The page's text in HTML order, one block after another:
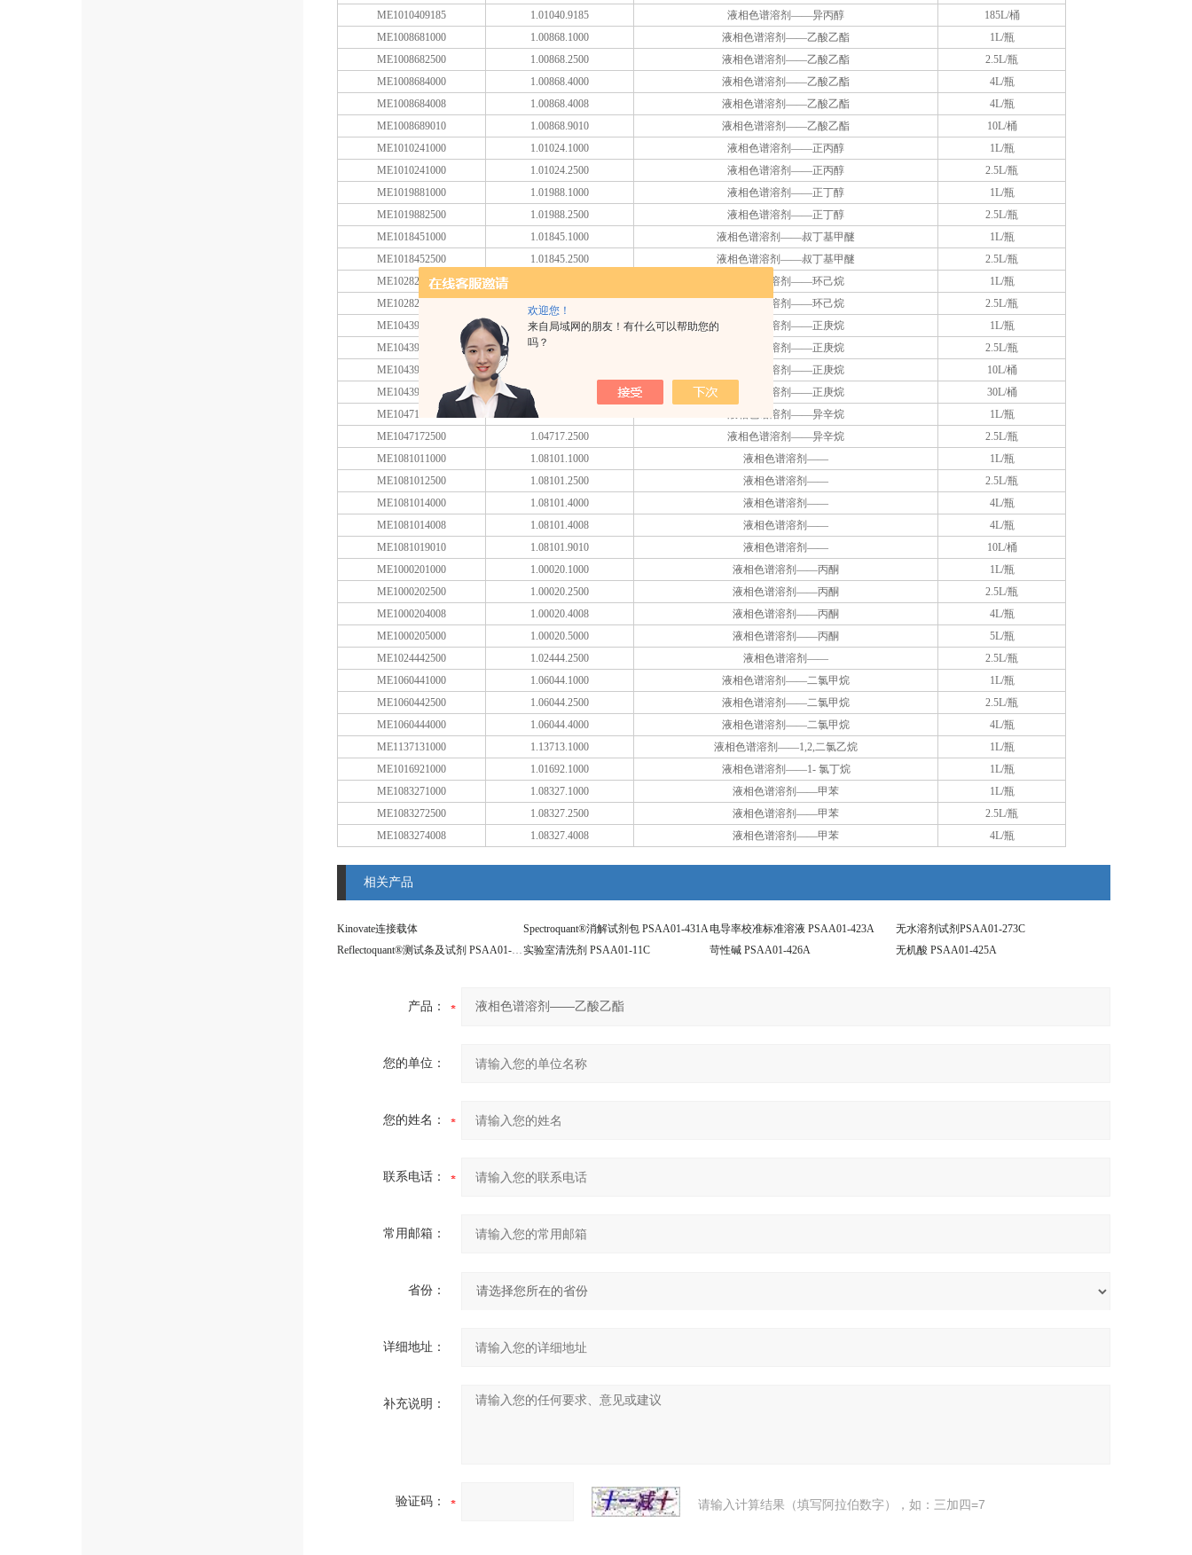
欢迎您！
来自局域网的朋友！有什么可以帮助您的
吗？
ME1010409185
1.01040.9185 液相色谱溶剂——异丙醇
185L/桶
ME1008681000
1.00868.1000 液相色谱溶剂——乙酸乙酯
1L/瓶
ME1008682500
1.00868.2500 液相色谱溶剂——乙酸乙酯
2.5L/瓶
ME1008684000
1.00868.4000 液相色谱溶剂——乙酸乙酯
4L/瓶
ME1008684008
1.00868.4008 液相色谱溶剂——乙酸乙酯
4L/瓶
ME1008689010
1.00868.9010 液相色谱溶剂——乙酸乙酯
10L/桶
ME1010241000
1.01024.1000 液相色谱溶剂——正丙醇
1L/瓶
ME1010241000
1.01024.2500 液相色谱溶剂——正丙醇
2.5L/瓶
ME1019881000
1.01988.1000 液相色谱溶剂——正丁醇
1L/瓶
ME1019882500
1.01988.2500 液相色谱溶剂——正丁醇
2.5L/瓶
ME1018451000
1.01845.1000 液相色谱溶剂——叔丁基甲醚
1L/瓶
ME1018452500
1.01845.2500 液相色谱溶剂——叔丁基甲醚
2.5L/瓶
ME1028271000
液相色谱溶剂——环己烷
1L/瓶
ME1028272500
1.02827.2500 液相色谱溶剂——环己烷
2.5L/瓶
ME1043901000
1.04390.1000 液相色谱溶剂——正庚烷
1L/瓶
ME1043902500
1.04390.2500 液相色谱溶剂——正庚烷
2.5L/瓶
ME1043909010
液相色谱溶剂——正庚烷
10L/桶
ME1043909030
1.04390.9030 液相色谱溶剂——正庚烷
30L/桶
ME1047171000
1.04717.1000 液相色谱溶剂——异辛烷
1L/瓶
ME1047172500
1.04717.2500 液相色谱溶剂——异辛烷
2.5L/瓶
ME1081011000
1.08101.1000 液相色谱溶剂——
1L/瓶
ME1081012500
1.08101.2500 液相色谱溶剂——
2.5L/瓶
ME1081014000
1.08101.4000 液相色谱溶剂——
4L/瓶
ME1081014008
1.08101.4008 液相色谱溶剂——
4L/瓶
ME1081019010
1.08101.9010 液相色谱溶剂——
10L/桶
ME1000201000
1.00020.1000 液相色谱溶剂——丙酮
1L/瓶
ME1000202500
1.00020.2500 液相色谱溶剂——丙酮
2.5L/瓶
ME1000204008
1.00020.4008 液相色谱溶剂——丙酮
4L/瓶
ME1000205000
1.00020.5000 液相色谱溶剂——丙酮
5L/瓶
ME1024442500
1.02444.2500 液相色谱溶剂——
2.5L/瓶
ME1060441000
1.06044.1000 液相色谱溶剂——二氯甲烷
1L/瓶
ME1060442500
1.06044.2500 液相色谱溶剂——二氯甲烷
2.5L/瓶
ME1060444000
1.06044.4000 液相色谱溶剂——二氯甲烷
4L/瓶
ME1137131000
1.13713.1000 液相色谱溶剂——1,2,二氯乙烷
1L/瓶
ME1016921000
1.01692.1000 液相色谱溶剂——1- 氯丁烷
1L/瓶
ME1083271000
1.08327.1000 液相色谱溶剂——甲苯
1L/瓶
ME1083272500
1.08327.2500 液相色谱溶剂——甲苯
2.5L/瓶
ME1083274008
1.08327.4008 液相色谱溶剂——甲苯 4L/瓶
相关产品
Kinovate连接载体 Spectroquant®消解试剂包 PSAA01-431A电导率校准标准溶液 PSAA01-423A
无水溶剂试剂PSAA01-273C
Reflectoquant®测试条及试剂 PSAA01-427A实验室清洗剂 PSAA01-11C 苛性碱 PSAA01-426A 无机酸 PSAA01-425A
产品：
您的单位：
您的姓名：
联系电话：
常用邮箱：
省份：
详细地址：
补充说明：
验证码： 请输入计算结果（填写阿拉伯数字），如：三加四=7